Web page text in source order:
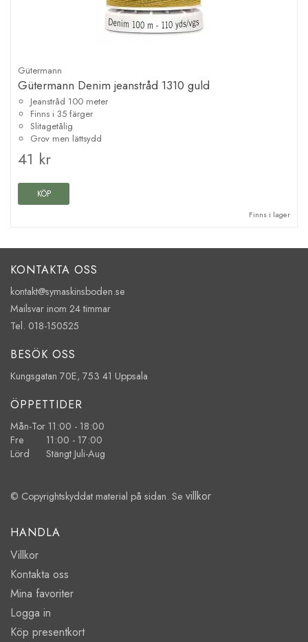
Gütermann
Gütermann Denim jeanstråd 1310 guld
Jeanstråd 100 meter
Finns i 35 färger
Slitagetålig
Grov men lättsydd
41 kr
KÖP
Finns i lager
KONTAKTA OSS
kontakt@symaskinsboden.se
Mailsvar inom 24 timmar
Tel. 018-150525
BESÖK OSS
Kungsgatan 70E, 753 41 Uppsala
ÖPPETTIDER
Mån-Tor 11:00 - 18:00
Fre 11:00 - 17:00
Lörd Stängt Juli-Aug
© Copyrightskyddat material på sidan. Se villkor
HANDLA
Villkor
Kontakta oss
Mina favoriter
Logga in
Köp presentkort